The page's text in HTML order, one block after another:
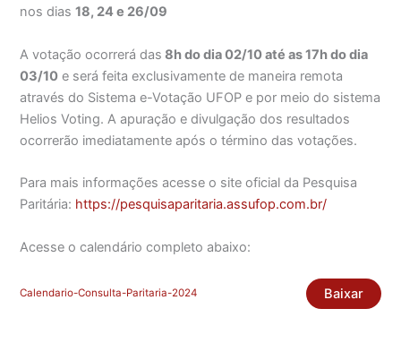
nos dias18, 24 e 26/09
A votação ocorrerá das 8h do dia 02/10 até as 17h do dia
03/10 e será feita exclusivamente de maneira remota
através do Sistema e-Votação UFOP e por meio do sistema
Helios Voting. A apuração e divulgação dos resultados
ocorrerão imediatamente após o término das votações.
Para mais informações acesse o site oficial da Pesquisa
Paritária: https://pesquisaparitaria.assufop.com.br/
Acesse o calendário completo abaixo:
Calendario-Consulta-Paritaria-2024 Baixar